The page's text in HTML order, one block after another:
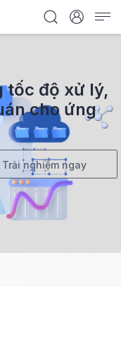
tốc độ xử lý,
cho ứng
Trải nghiệm ngay